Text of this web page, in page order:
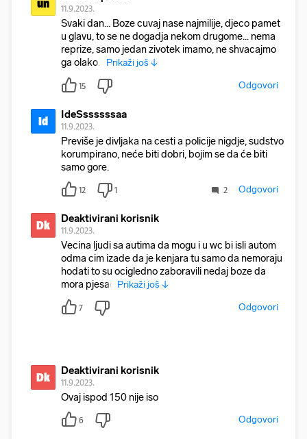
un 11.9.2023.
Svaki dan... Boze cuvaj nase najmilije, djeco pamet
u glavu, to se ne dogadja nekom drugome... nema
reprize, samo jedan zivotek imamo, ne shvacajmo
ga olako... Prikaži još ↓
15 Odgovori
Id IdeSssssssaa
11.9.2023.
Previše je divljaka na cesti a policije nigdje, sudstvo
korumpirano, neće biti dobri, bojim se da će biti
samo gore.
12 1 2 Odgovori
Dk Deaktivirani korisnik
11.9.2023.
Vecina ljudi sa autima da mogu i u wc bi isli autom
odma cim izade da je kenjara tu samo da nemoraju
hodati to su ocigledno zaboravili nedaj boze da
mora pjesac Prikaži još ↓
7 Odgovori
Dk Deaktivirani korisnik
11.9.2023.
Ovaj ispod 150 nije iso
6 Odgovori